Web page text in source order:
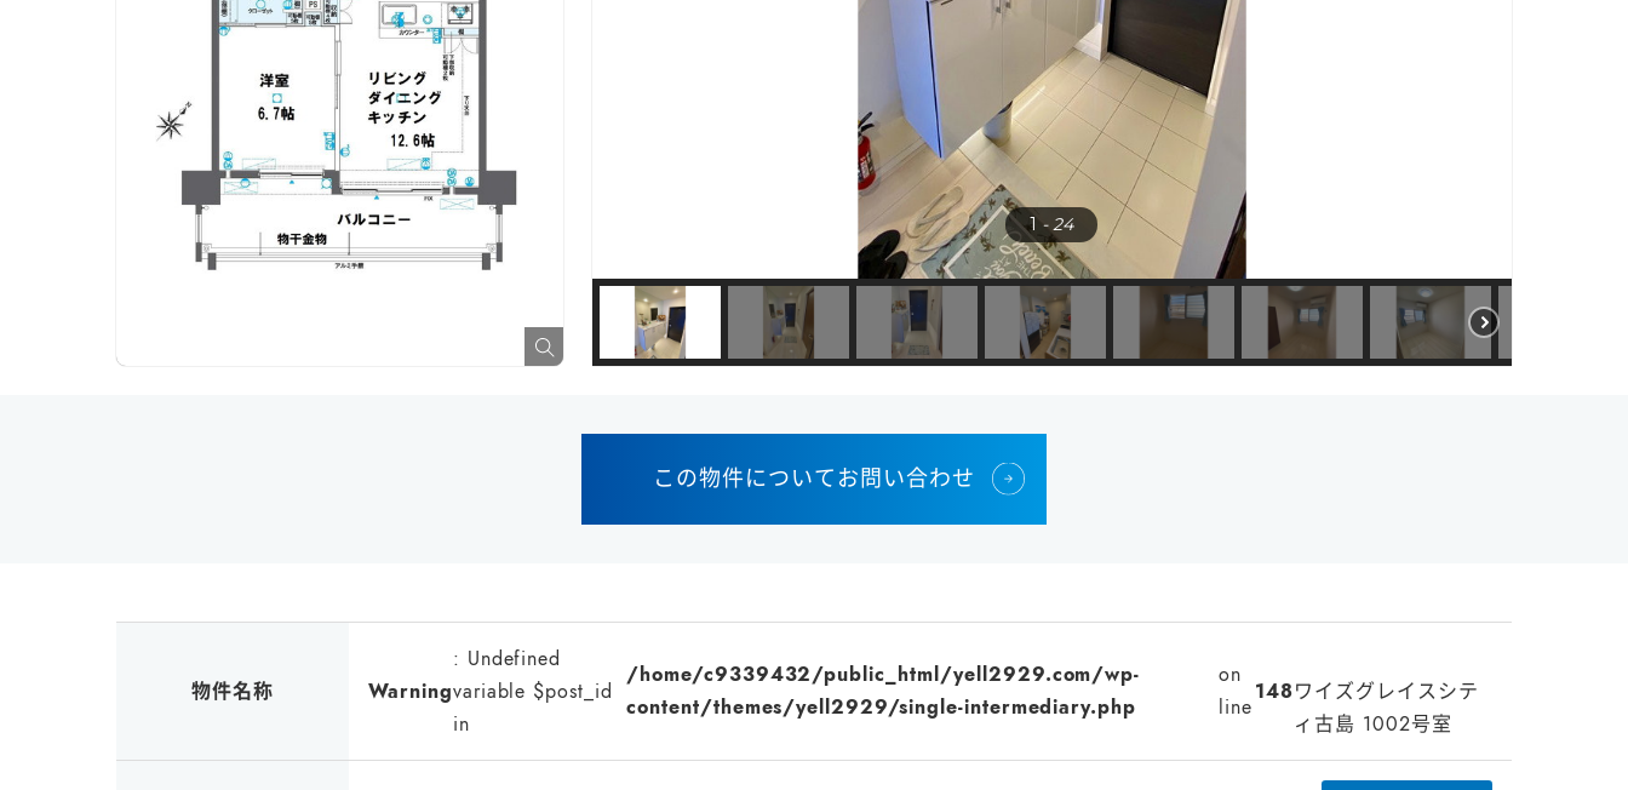
1 - 24
この物件についてお問い合わせ
物件名称 Warning
: Undefined
variable $post_id
in
/home/c9339432/public_html/yell2929.com/wp-
content/themes/yell2929/single-intermediary.php
on
line
148ワイズグレイスシテ
ィ古島 1002号室